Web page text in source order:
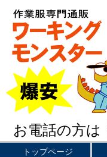
お電話の方は
トップページ